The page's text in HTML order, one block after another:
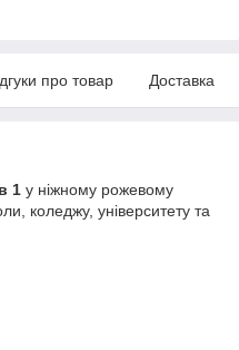
про товар Доставка
1 у ніжному рожевому
коледжу, університету та